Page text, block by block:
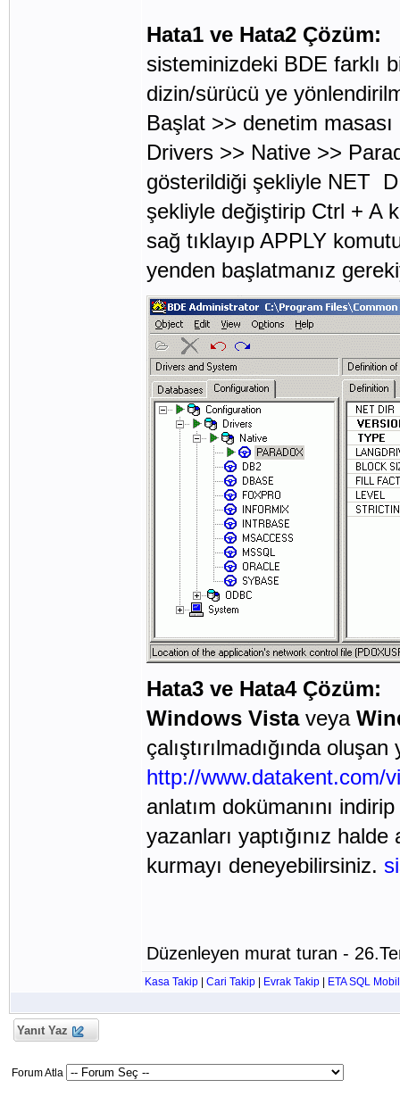
Hata1 ve Hata2 Çözüm:
sisteminizdeki BDE farklı
dizin/sürücü ye
Başlat >> denetim
Drivers >> Native >>
gösterildiği şekliyle NET
şekliyle değiştirip Ctrl + A
sağ tıklayıp APPLY
yenden başlatmanız
Hata3 ve Hata4 Çözüm:
Windows Vistaveya
çalıştırılmadığında oluşan
http://www.datakent.com/
anlatım dokümanını
yazanları yaptığınız
kurmayı deneyebilirsiniz.
Düzenleyen murat turan -
Kasa Takip Cari Takip Evrak Takip ETA SQL Mobil
Yanıt Yaz
Forum Atla